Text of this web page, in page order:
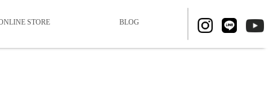
STORE BLOG